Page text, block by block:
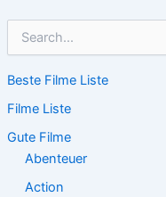
h
n
n
Beste Filme Liste
Filme Liste
Gute Filme
Abenteuer
Action